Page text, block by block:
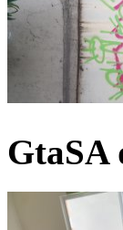
GtaSA